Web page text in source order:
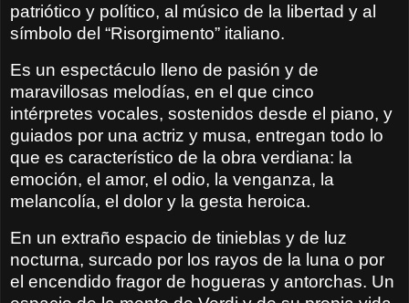
patriótico y político, al músico de la libertad y al
símbolo del “Risorgimento” italiano.
Es un espectáculo lleno de pasión y de
maravillosas melodías, en el que cinco
intérpretes vocales, sostenidos desde el piano, y
guiados por una actriz y musa, entregan todo lo
que es característico de la obra verdiana: la
emoción, el amor, el odio, la venganza, la
melancolía, el dolor y la gesta heroica.
En un extraño espacio de tinieblas y de luz
nocturna, surcado por los rayos de la luna o por
el encendido fragor de hogueras y antorchas. Un